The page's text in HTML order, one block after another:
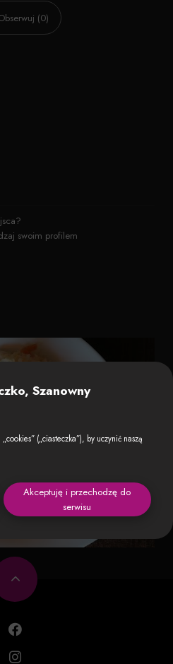
(0)
swoim profilem
Szanowny
(„ciasteczka”), by uczynić naszą
Akceptuję i przechodzę do
serwisu